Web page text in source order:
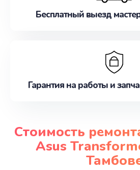
Бесплатный выезд
Гарантия на работы и
Стоимость
Asus